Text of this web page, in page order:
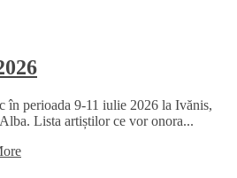
în perioada 9-11 iulie 2026 la Ivănis,
Lista artiștilor ce vor onora...